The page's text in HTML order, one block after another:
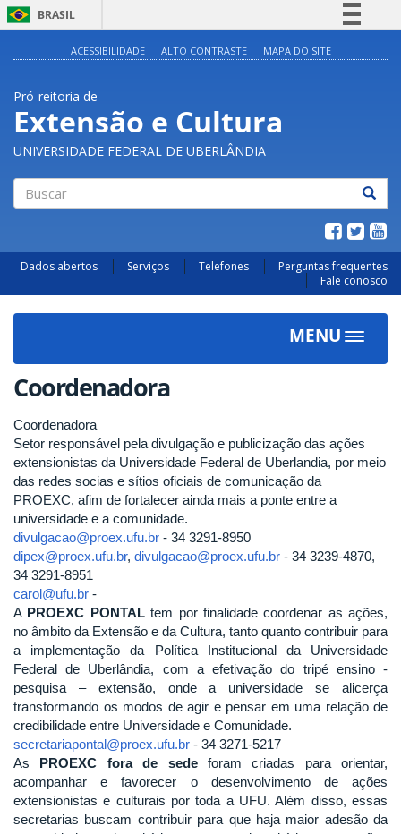
BRASIL
Acesso à informação
Legislação
Canais
ACESSIBILIDADE ALTO CONTRASTE MAPA DO SITE
Pró-reitoria de
Extensão e Cultura
UNIVERSIDADE FEDERAL DE UBERLÂNDIA
Dados abertos Serviços Telefones
Perguntas frequentes
Fale conosco
MENU
Toggle
Coordenadora
Coordenadora
Setor responsável pela divulgação e publicização das ações
extensionistas da Universidade Federal de Uberlandia, por meio
das redes socias e sítios oficiais de comunicação da
PROEXC, afim de fortalecer ainda mais a ponte entre a
universidade e a comunidade.
divulgacao@proex.ufu.br - 34 3291-8950
dipex@proex.ufu.br, divulgacao@proex.ufu.br - 34 3239-4870,
34 3291-8951
carol@ufu.br -
A PROEXC PONTALtem por finalidade coordenar as ações,
no âmbito da Extensão e da Cultura, tanto quanto contribuir para
a implementação da Política Institucional da Universidade
Federal de Uberlândia, com a efetivação do tripé ensino -
pesquisa – extensão, onde a universidade se alicerça
transformando os modos de agir e pensar em uma relação de
credibilidade entre Universidade e Comunidade.
secretariapontal@proex.ufu.br - 34 3271-5217
As PROEXC fora de sede foram criadas para orientar,
acompanhar e favorecer o desenvolvimento de ações
extensionistas e culturais por toda a UFU. Além disso, essas
secretarias buscam contribuir para que haja maior adesão da